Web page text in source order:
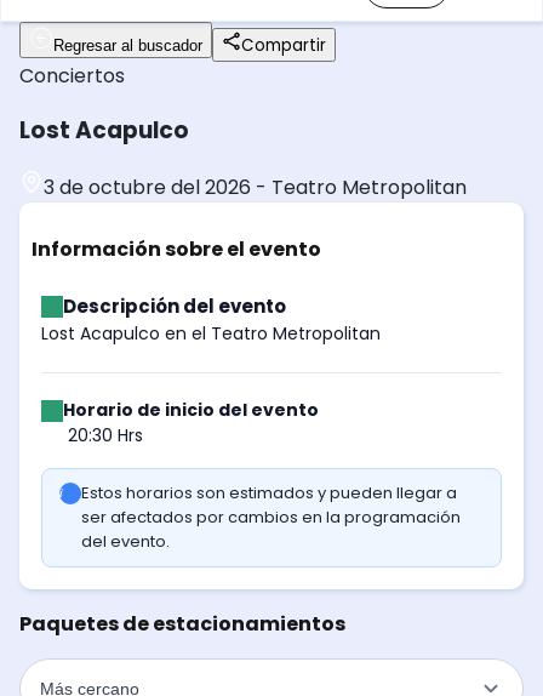
Regresar al buscador Compartir
Conciertos
Lost Acapulco
3 de octubre del 2026 - Teatro Metropolitan
Información sobre el evento
Descripción del evento
Lost Acapulco en el Teatro Metropolitan
Horario de inicio del evento
20:30 Hrs
Estos horarios son estimados y pueden llegar a
ser afectados por cambios en la programación
del evento.
Paquetes de estacionamientos